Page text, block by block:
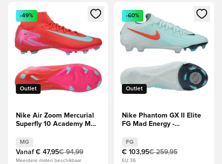
Opent een venster om in te loggen of je aan te melden als
Outlet
-49%
Nike Air Zoom Mercurial
Superfly 10 Academy MG
MG
Vanaf € 47,95€ 94,99
Meerdere maten beschikbaar
Opent een venster om in te
Outlet
-60%
Nike Phantom GX II Elite
FG Mad Energy -
FG
€ 103,95€ 259,95
EU 36